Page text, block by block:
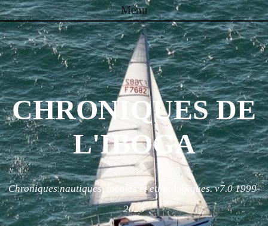
Menu
Skip to content
CHRONIQUES DE
L'IBOGA
Chroniques nautiques, locales et ethnologiques. v7.0 1999-
2023